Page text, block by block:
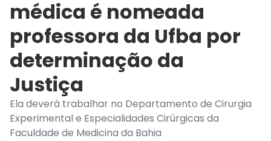
médica é nomeada
professora da Ufba por
determinação da
Justiça
Ela deverá trabalhar no Departamento de Cirurgia
Experimental e Especialidades Cirúrgicas da
Faculdade de Medicina da Bahia